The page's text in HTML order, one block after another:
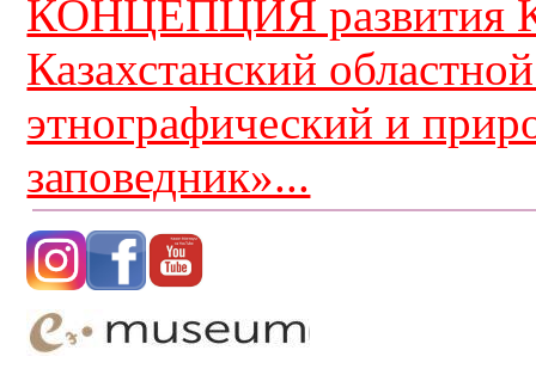
КОНЦЕПЦИЯ развития
Казахстанский
этнографический и
заповедник»...